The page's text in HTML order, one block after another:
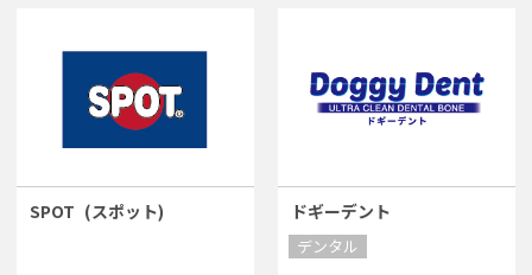
SPOT (スポット) ドギーデント
デンタル